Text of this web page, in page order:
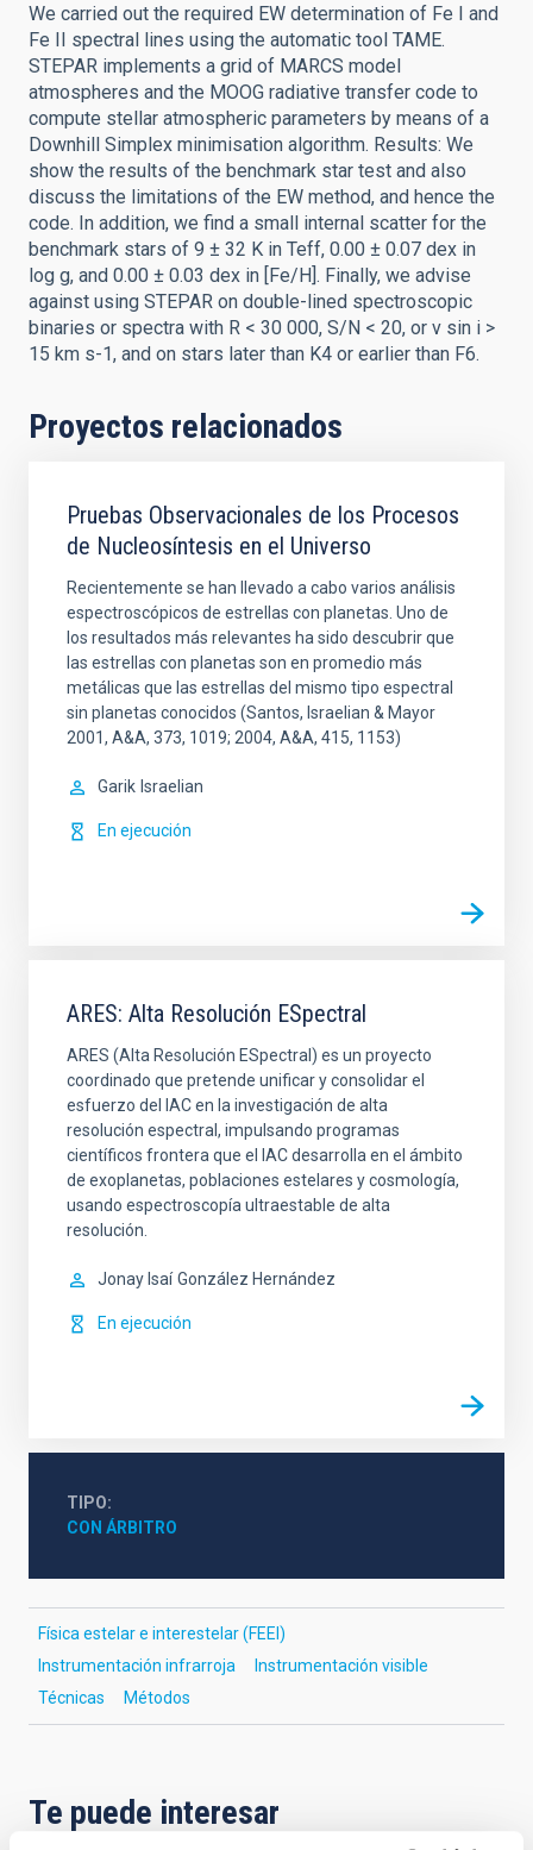
We carried out the required EW determination of Fe I and
Fe II spectral lines using the automatic tool TAME.
STEPAR implements a grid of MARCS model
atmospheres and the MOOG radiative transfer code to
compute stellar atmospheric parameters by means of a
Downhill Simplex minimisation algorithm. Results: We
show the results of the benchmark star test and also
discuss the limitations of the EW method, and hence the
code. In addition, we find a small internal scatter for the
benchmark stars of 9 ± 32 K in Teff, 0.00 ± 0.07 dex in
log g, and 0.00 ± 0.03 dex in [Fe/H]. Finally, we advise
against using STEPAR on double-lined spectroscopic
binaries or spectra with R < 30 000, S/N < 20, or v sin i >
15 km s-1, and on stars later than K4 or earlier than F6.
Proyectos relacionados
Pruebas Observacionales de los Procesos
de Nucleosíntesis en el Universo
Recientemente se han llevado a cabo varios análisis
espectroscópicos de estrellas con planetas. Uno de
los resultados más relevantes ha sido descubrir que
las estrellas con planetas son en promedio más
metálicas que las estrellas del mismo tipo espectral
sin planetas conocidos (Santos, Israelian & Mayor
2001, A&A, 373, 1019; 2004, A&A, 415, 1153)
Garik Israelian
En ejecución
ARES: Alta Resolución ESpectral
ARES (Alta Resolución ESpectral) es un proyecto
coordinado que pretende unificar y consolidar el
esfuerzo del IAC en la investigación de alta
resolución espectral, impulsando programas
científicos frontera que el IAC desarrolla en el ámbito
de exoplanetas, poblaciones estelares y cosmología,
usando espectroscopía ultraestable de alta
resolución.
Jonay Isaí González Hernández
En ejecución
TIPO
CON ÁRBITRO
Física estelar e interestelar (FEEI)
Instrumentación infrarroja
Instrumentación visible
Técnicas
Métodos
Te puede interesar